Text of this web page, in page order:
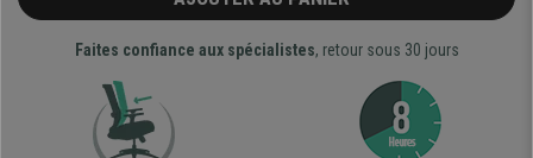
Faites confiance aux spécialistes, retour sous 30 jours